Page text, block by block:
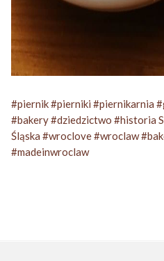
#piernik#pierniki #piernikarnia #
#bakery#dziedzictwo #historia
Śląska #wroclove#wroclaw#
#madeinwroclaw